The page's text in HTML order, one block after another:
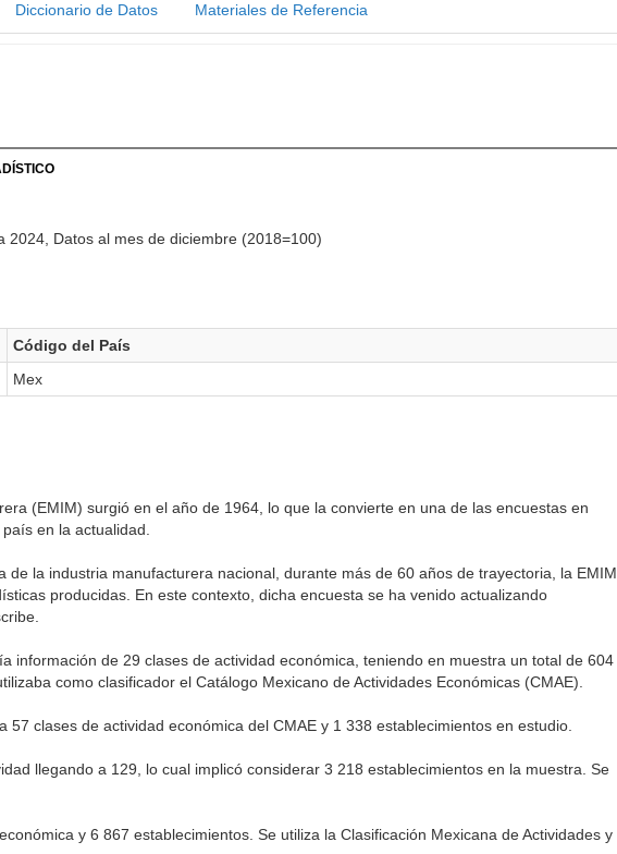
Diccionario de Datos Materiales de Referencia
Datos al mes de diciembre (2018=100)
Código del País
Mex
(EMIM) surgió en el año de 1964, lo que la convierte en una de las encuestas en
en la actualidad.
de la industria manufacturera nacional, durante más de 60 años de trayectoria, la EMIM
producidas. En este contexto, dicha encuesta se ha venido actualizando
información de 29 clases de actividad económica, teniendo en muestra un total de 604
como clasificador el Catálogo Mexicano de Actividades Económicas (CMAE).
57 clases de actividad económica del CMAE y 1 338 establecimientos en estudio.
llegando a 129, lo cual implicó considerar 3 218 establecimientos en la muestra. Se
y 6 867 establecimientos. Se utiliza la Clasificación Mexicana de Actividades y